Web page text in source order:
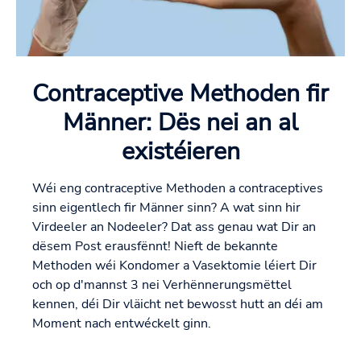
Contraceptive Methoden fir
Männer: Dës nei an al
existéieren
Wéi eng contraceptive Methoden a contraceptives
sinn eigentlech fir Männer sinn? A wat sinn hir
Virdeeler an Nodeeler? Dat ass genau wat Dir an
dësem Post erausfënnt! Nieft de bekannte
Methoden wéi Kondomer a Vasektomie léiert Dir
och op d'mannst 3 nei Verhënnerungsmëttel
kennen, déi Dir vläicht net bewosst hutt an déi am
Moment nach entwéckelt ginn.